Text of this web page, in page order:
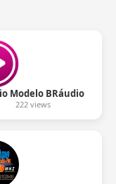
Modelo BRáudio
222 views